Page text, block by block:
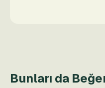
Bunları da